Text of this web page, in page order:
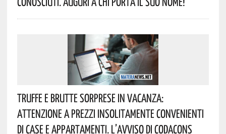
Truffe E Brutte Sorprese In Vacanza:
Attenzione A Prezzi Insolitamente Convenienti
Di Case E Appartamenti. L’avviso Di Codacons